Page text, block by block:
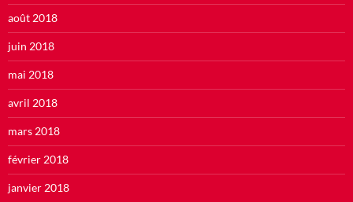
août 2018
juin 2018
mai 2018
avril 2018
mars 2018
février 2018
janvier 2018